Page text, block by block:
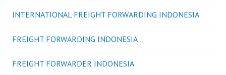
INTERNATIONAL FREIGHT FORWARDING INDONESIA
FREIGHT FORWARDING INDONESIA
FREIGHT FORWARDER INDONESIA